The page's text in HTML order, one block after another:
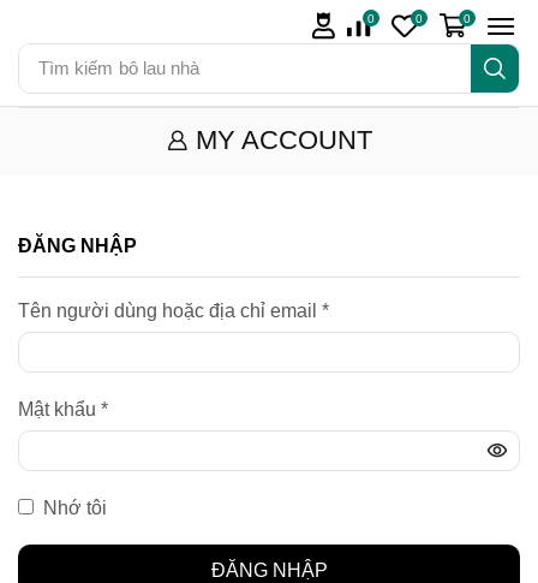
Tìm kiếm bô lau nhà
0 0 0
MY ACCOUNT
ĐĂNG NHẬP
Tên người dùng hoặc địa chỉ email *
Mật khẩu *
Nhớ tôi
ĐĂNG NHẬP